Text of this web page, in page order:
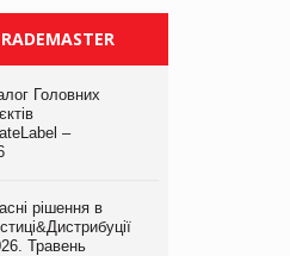
Головних
–
рішення в
Травень